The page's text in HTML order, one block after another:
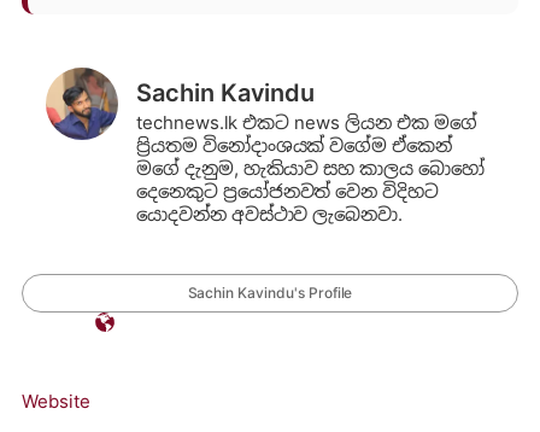
Sachin Kavindu
technews.lk එකට news ලියන එක මගේ
ප්‍රියතම විනෝදාංශයක් වගේම ඒකෙන්
මගේ දැනුම, හැකියාව සහ කාලය බොහෝ
දෙනෙකුට ප්‍රයෝජනවත් වෙන විදිහට
යොදවන්න අවස්ථාව ලැබෙනවා.
Sachin Kavindu's Profile
Website